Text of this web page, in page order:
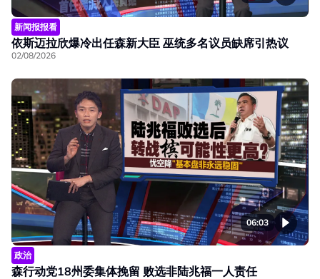
新闻报报看
依斯迈拉欣爆冷出任森新大臣 巫统多名议员缺席引热议
02/08/2026
06:03
政治
森行动党18州委集体挽留 败选非陆兆福一人责任